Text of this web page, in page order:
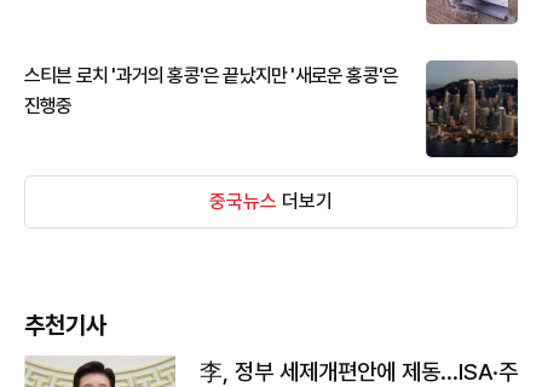
스티븐 로치 '과거의 홍콩'은 끝났지만 '새로운 홍콩'은
진행중
중국뉴스 더보기
추천기사
李, 정부 세제개편안에 제동…ISA·주